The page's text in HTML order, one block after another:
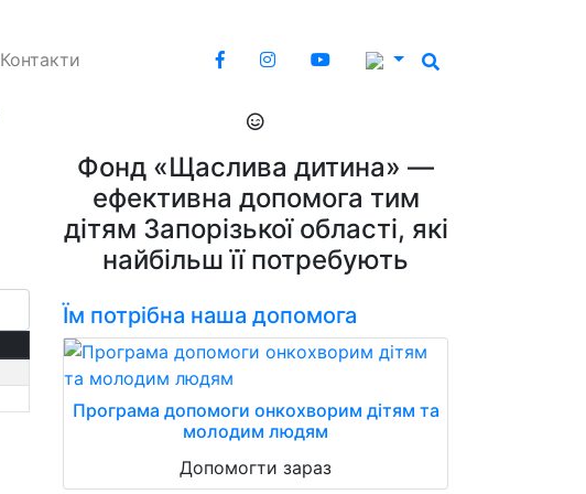
Контакти
Фонд «Щаслива дитина» —
ефективна допомога тим
дітям Запорізької області, які
найбільш її потребують
Їм потрібна наша допомога
Програма допомоги онкохворим дітям та
молодим людям
Допомогти зараз